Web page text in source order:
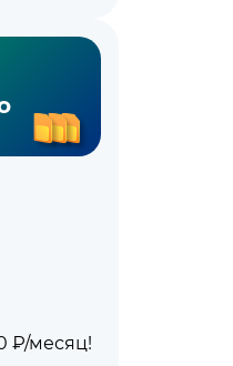
₽/месяц!